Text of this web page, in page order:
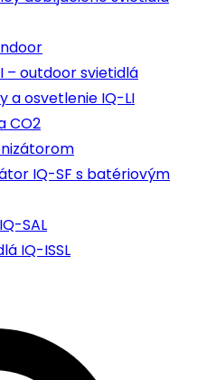
– outdoor svietidlá
a osvetlenie IQ-LI
CO2
IQ-SF s batériovým
SAL
IQ-ISSL